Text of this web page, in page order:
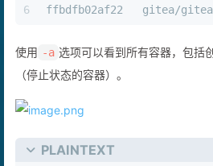
6
ffbdfb02af22   gitea/
使用 -a 选项可以看到所有容器，包括
（停止状态的容器）。
PLAINTEXT